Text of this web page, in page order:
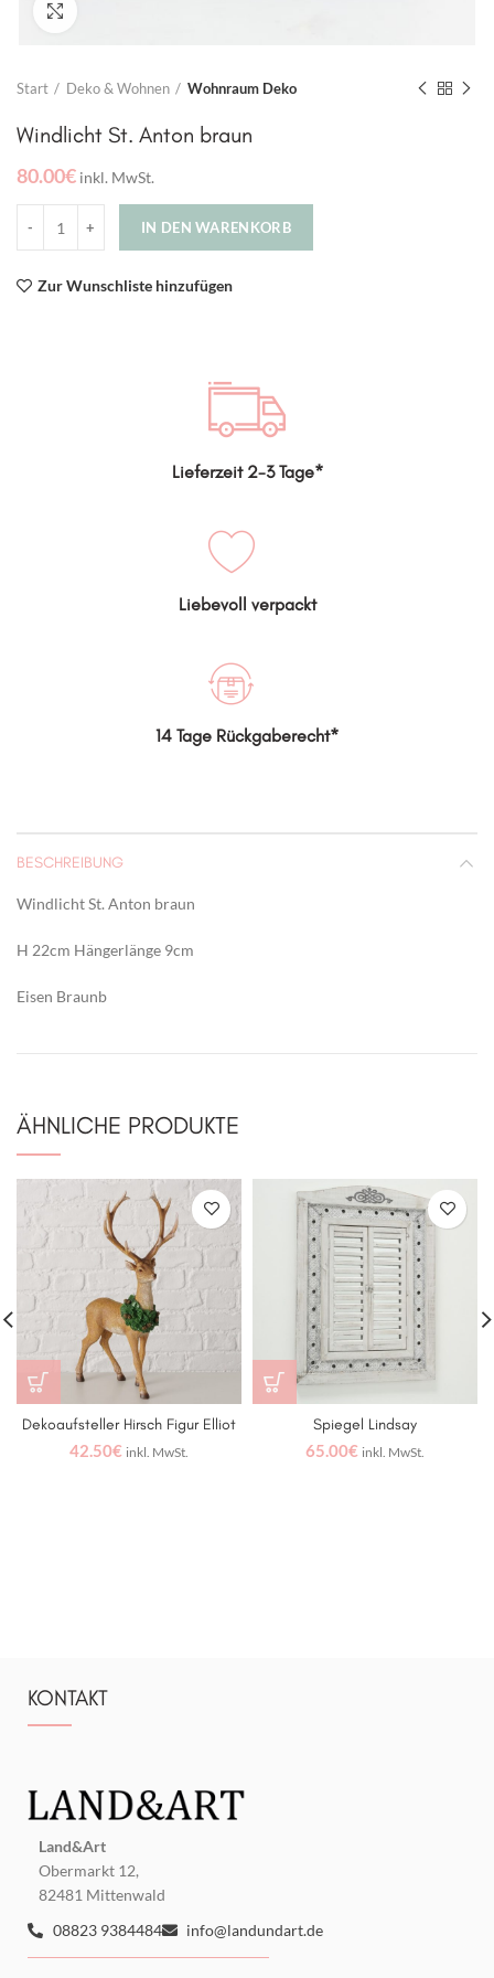
Start Deko & Wohnen Wohnraum Deko
Windlicht St. Anton braun
80.00€ inkl. MwSt.
IN DEN WARENKORB
Zur Wunschliste hinzufügen
Lieferzeit 2-3 Tage*
Liebevoll verpackt
14 Tage Rückgaberecht*
BESCHREIBUNG
Windlicht St. Anton braun
H 22cm Hängerlänge 9cm
Eisen Braunb
ÄHNLICHE PRODUKTE
Dekoaufsteller Hirsch Figur Elliot
42.50€ inkl. MwSt.
Spiegel Lindsay
65.00€ inkl. MwSt.
KONTAKT
Land&Art
Obermarkt 12,
82481 Mittenwald
08823 9384484
info@landundart.de